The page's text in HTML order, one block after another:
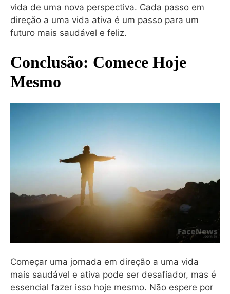
vida de uma nova perspectiva. Cada passo em
direção a uma vida ativa é um passo para um
futuro mais saudável e feliz.
Conclusão: Comece Hoje
Mesmo
Começar uma jornada em direção a uma vida
mais saudável e ativa pode ser desafiador, mas é
essencial fazer isso hoje mesmo. Não espere por